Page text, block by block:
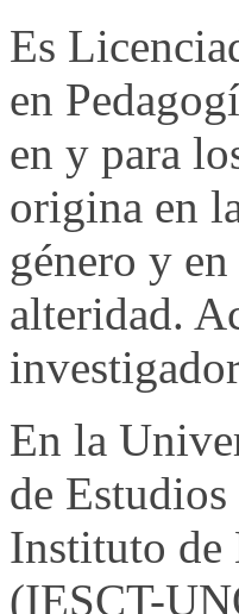
Es
en
en y para
origina en
género y
alteridad.
En la
de
Instituto de
(IESCT-